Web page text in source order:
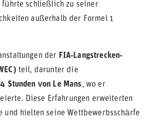
schließlich zu seiner
außerhalb der Formel 1
der FIA-Langstrecken-
teil, darunter die
4 Stunden von Le Mans, wo er
Diese Erfahrungen erweiterten
und hielten seine Wettbewerbsschärfe